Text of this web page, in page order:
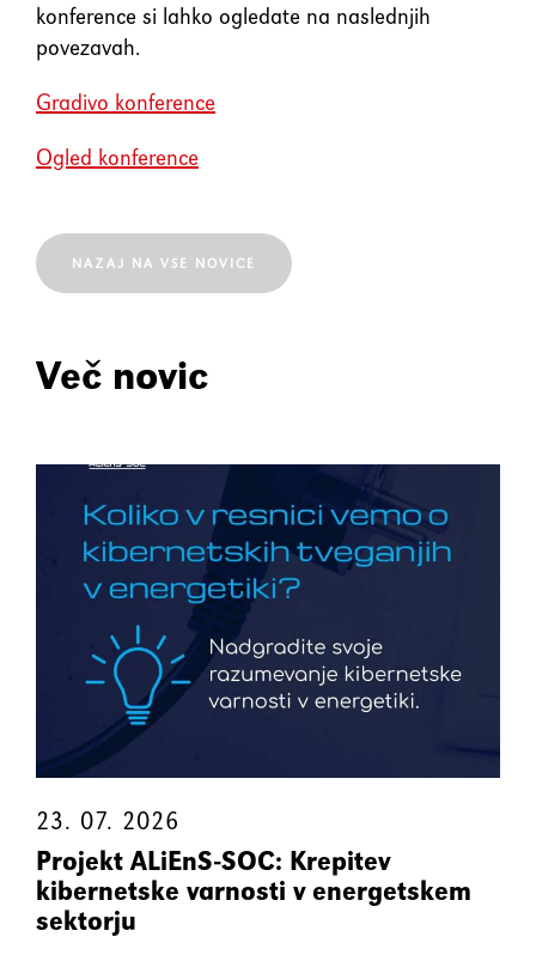
konference si lahko ogledate na naslednjih
povezavah.
Gradivo konference
Ogled konference
NAZAJ NA VSE NOVICE
Več novic
23. 07. 2026
Projekt ALiEnS-SOC: Krepitev
kibernetske varnosti v energetskem
sektorju